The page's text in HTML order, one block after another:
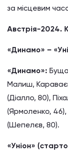
за місцевим
Австрія-2024.
«Динамо» –
«Динамо»:
Малиш,
(Діалло, 80),
(Ярмоленко,
(Шепелєв, 80).
«Уніон»